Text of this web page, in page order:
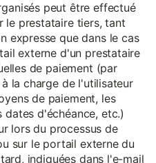
peut être effectué
le prestataire tiers, tant
expresse que dans le cas
externe d'un prestataire
de paiement (par
la charge de l'utilisateur
de paiement, les
dates d'échéance, etc.)
lors du processus de
sur le portail externe du
indiquées dans l'e-mail